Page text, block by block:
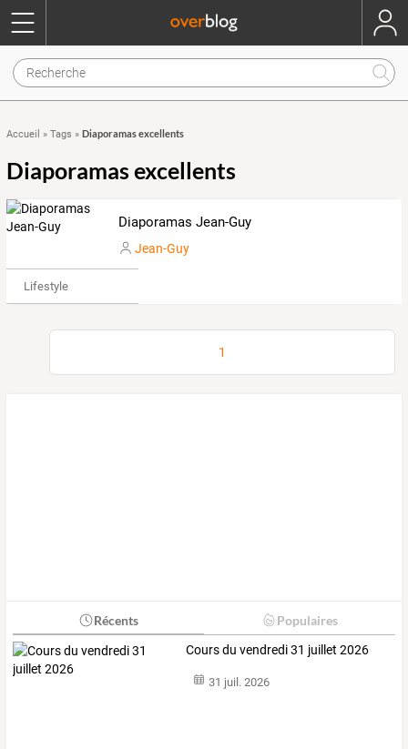
Accueil » Tags » Diaporamas excellents
Diaporamas excellents
Diaporamas Jean-Guy
Jean-Guy
Lifestyle
1
Récents Populaires
Cours du vendredi 31 juillet 2026
31 juil. 2026